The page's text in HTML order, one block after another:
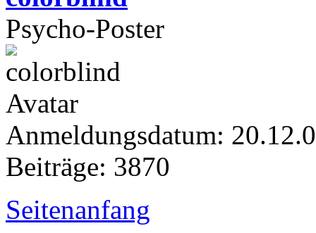
Psycho-Poster
Anmeldungsdatum:
Beiträge: 3870
Seitenanfang